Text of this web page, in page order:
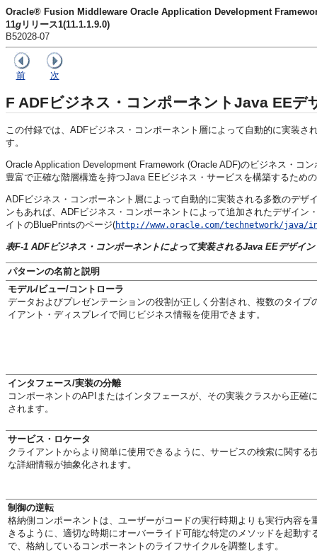
Oracle® Fusion Middleware Oracle Application Development
11g リリース1(11.1.1.9.0)
B52028-07
前 次
F ADFビジネス・コンポーネントJava EEデ
この付録では、ADFビジネス・コンポーネント層によって自動的に実装
す。
Oracle Application Development Framework (Oracle ADF)のビジネス・コ
豊富で正確な階層構造を持つJava EEビジネス・サービスを構築するため
ADFビジネス・コンポーネント層によって自動的に実装される多数のデザ
ンもあれば、ADFビジネス・コンポーネントによって追加されたデザイ
イトのBluePrintsのページ(http://www.oracle.com/technetwork/java/
表F-1 ADFビジネス・コンポーネントによって実装されるJava EEデザイ
パターンの名前と説明
モデル/ビュー/コントローラ
データおよびプレゼンテーションの役割が正しく分割され、複数のタイプ
イアント・ディスプレイで同じビジネス情報を使用できます。
インタフェース/実装の分離
コンポーネントのAPIまたはインタフェースが、その実装クラスから正確
されます。
サービス・ロケータ
クライアントからより簡単に使用できるように、サービスの検索に関する
な詳細情報が抽象化されます。
制御の逆転
格納側コンポーネントは、ユーザーがコードの実行時期よりも実行内容を
きるように、適切な時期にオーバーライド可能な特定のメソッドを起動す
で、格納しているコンポーネントのライフサイクルを調整します。